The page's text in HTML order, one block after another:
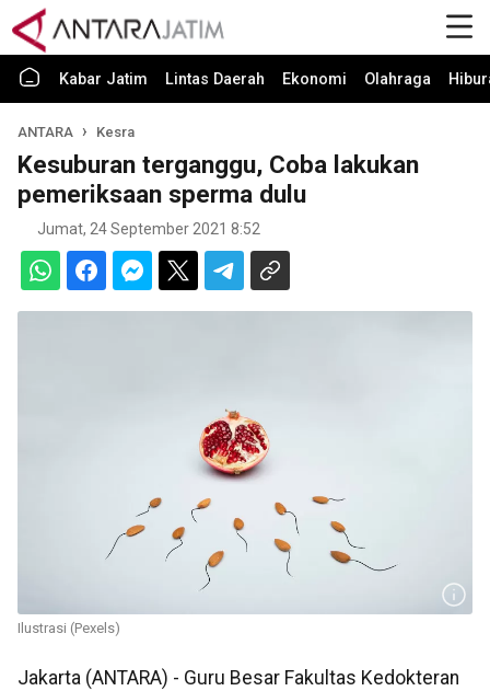
Kabar Jatim Lintas Daerah Ekonomi Olahraga
ANTARA Kesra
Kesuburan terganggu, Coba lakukan
pemeriksaan sperma dulu
Jumat, 24 September 2021 8:52
Ilustrasi (Pexels)
Jakarta (ANTARA) - Guru Besar Fakultas Kedokteran